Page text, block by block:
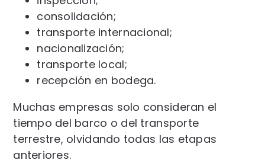
consolidación;
transporte internacional;
nacionalización;
transporte local;
recepción en bodega.
Muchas empresas solo consideran el
tiempo del barco o del transporte
terrestre, olvidando todas las etapas
anteriores.